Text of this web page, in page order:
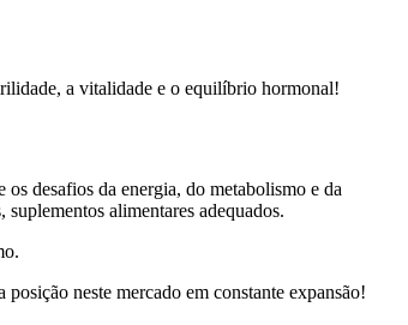
a vitalidade e o equilíbrio hormonal!
desafios da energia, do metabolismo e da
alimentares adequados.
neste mercado em constante expansão!